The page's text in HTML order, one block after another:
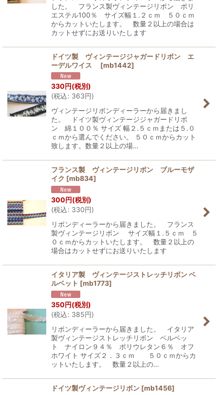
した。 フランス製ヴィンテージリボン ポリ
エステル100％ サイズ幅１.２ｃｍ ５０ｃｍ
からカットいたします。 数量２以上の場合は
カットせずにお送りいたします
ドイツ製 ヴィンテージジャガードリボン エ
ーデルワイス
[mb1442]
330円(税別)
(税込: 363円)
ヴィンテージリボンディーラーから届きまし
た。 ドイツ製ヴィンテージジャガードリボ
ン 綿１００％ サイズ 幅２.５ｃｍまたは５.０
ｃｍから選んでください。 ５０ｃｍからカット
致します。数量２以上の場…
フランス製 ヴィンテージリボン ブルーモザ
イク [mb834]
300円(税別)
(税込: 330円)
リボンディーラーから届きました。 フランス
製ヴィンテージリボン サイズ幅１.５ｃｍ ５
０ｃｍからカットいたします。 数量２以上の
場合はカットせずにお送りいたします
イタリア製 ヴィンテージストレッチリボン ベ
ルベット [mb1773]
350円(税別)
(税込: 385円)
リボンディーラーから届きました。 イタリア
製ヴィンテージストレッチリボン ベルベッ
ト ナイロン９４％ ポリウレタン６％ オフ
ホワイト サイズ２．３ｃｍ ５０ｃｍからカ
ットいたします。 数量２以上の…
ドイツ製ヴィンテージリボン [mb1456]